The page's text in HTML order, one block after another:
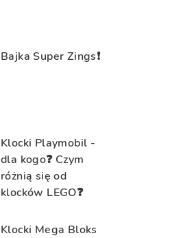
Bajka Super Zings❗️
Klocki Playmobil -
dla kogo❓ Czym
różnią się od
klocków LEGO❓
Klocki Mega Bloks